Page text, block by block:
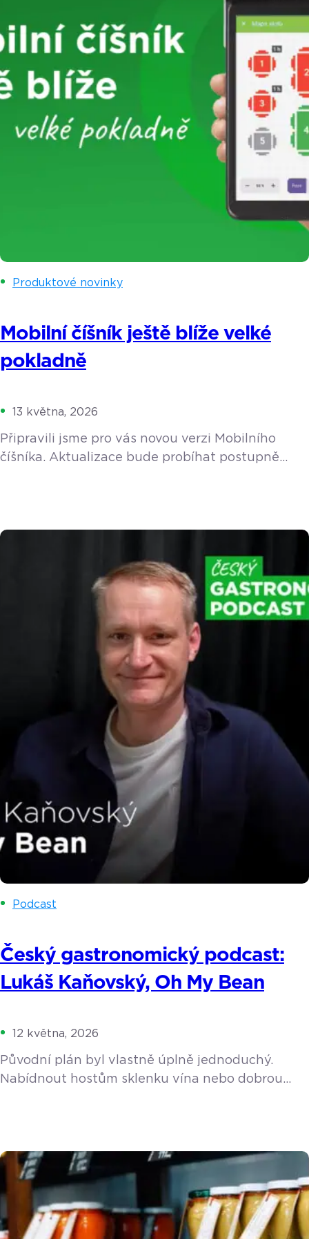
Produktové novinky
Mobilní číšník ještě blíže velké
pokladně
13 května, 2026
Připravili jsme pro vás novou verzi Mobilního
číšníka. Aktualizace bude probíhat postupně
a funkce, na které jste zvyklí z velké pokladny. Co
ušetří zbytečné kroky a hosté nebudou muset na
nic čekat. Kvůli […]
Podcast
Český gastronomický podcast:
Lukáš Kaňovský, Oh My Bean
12 května, 2026
Původní plán byl vlastně úplně jednoduchý.
Nabídnout hostům sklenku vína nebo dobrou
postupně propadl kouzlu pražení, spadl do
pomyslné kávové králičí nory a vybudoval
v Luhačovicích koncept, který dalece přesahuje
hranice malého města. Během rozhovoru jsme
prošli jeho cestu […]